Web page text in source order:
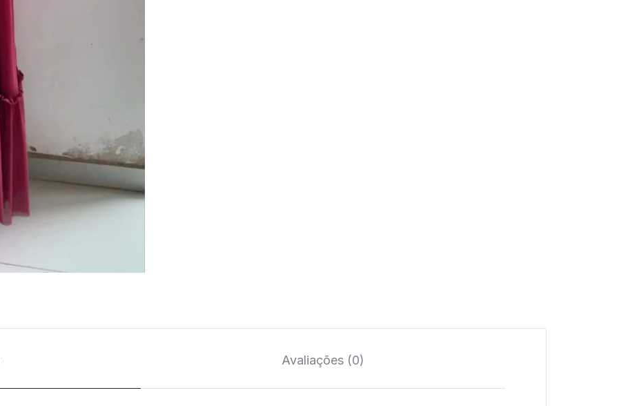
Avaliações (0)